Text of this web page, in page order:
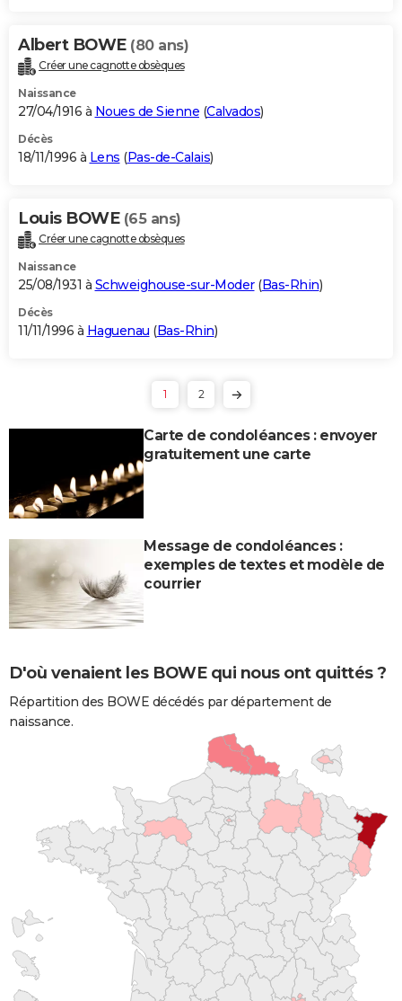
Albert BOWE (80 ans)
Créer une cagnotte obsèques
Naissance
27/04/1916 à Noues de Sienne (Calvados)
Décès
18/11/1996 à Lens (Pas-de-Calais)
Louis BOWE (65 ans)
Créer une cagnotte obsèques
Naissance
25/08/1931 à Schweighouse-sur-Moder(Bas-Rhin)
Décès
11/11/1996 à Haguenau (Bas-Rhin)
1 2
Carte de condoléances : envoyer
gratuitement une carte
Message de condoléances :
exemples de textes et modèle de
courrier
D'où venaient les BOWE qui nous ont quittés ?
Répartition des BOWE décédés par département de
naissance.